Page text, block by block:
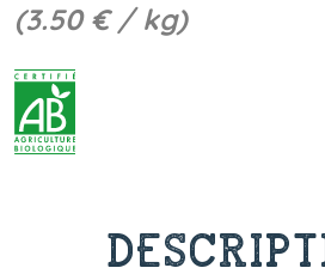
(3.50 € / kg)